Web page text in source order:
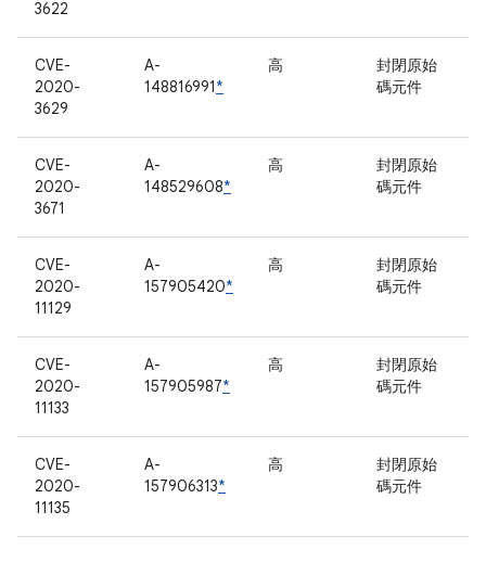
3622
CVE-
2020-
3629
A-
148816991*
高
封閉原始
碼元件
CVE-
2020-
3671
A-
148529608*
高
封閉原始
碼元件
CVE-
2020-
11129
A-
157905420*
高
封閉原始
碼元件
CVE-
2020-
11133
A-
157905987*
高
封閉原始
碼元件
CVE-
2020-
11135
A-
157906313*
高
封閉原始
碼元件